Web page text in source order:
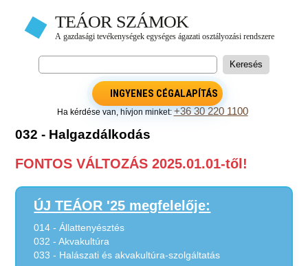
INGYENES CÉGALAPÍTÁS
Ha kérdése van, hívjon minket:+36 30 220 1100
032 - Halgazdálkodás
FONTOS VÁLTOZÁS 2025.01.01-től!
ÚJ TEÁOR '25 megfelelője:
014 - Állattenyésztés
032 - Akvakultúra
033 - Halászati és akvakultúra-szolgáltatás